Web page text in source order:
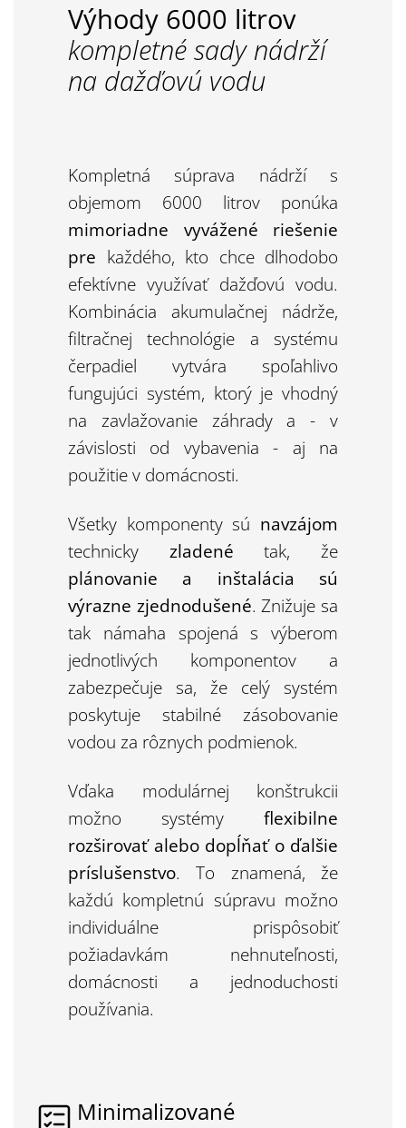
Výhody 6000 litrov
kompletné sady nádrží
na dažďovú vodu
Kompletná súprava nádrží s
objemom 6000 litrov ponúka
mimoriadne vyvážené riešenie
pre každého, kto chce dlhodobo
efektívne využívať dažďovú vodu.
Kombinácia akumulačnej nádrže,
filtračnej technológie a systému
čerpadiel vytvára spoľahlivo
fungujúci systém, ktorý je vhodný
na zavlažovanie záhrady a - v
závislosti od vybavenia - aj na
použitie v domácnosti.
Všetky komponenty sú navzájom
technicky zladené tak, že
plánovanie a inštalácia sú
výrazne zjednodušené. Znižuje sa
tak námaha spojená s výberom
jednotlivých komponentov a
zabezpečuje sa, že celý systém
poskytuje stabilné zásobovanie
vodou za rôznych podmienok.
Vďaka modulárnej konštrukcii
možno systémy flexibilne
rozširovať alebo dopĺňať o ďalšie
príslušenstvo. To znamená, že
každú kompletnú súpravu možno
individuálne prispôsobiť
požiadavkám nehnuteľnosti,
domácnosti a jednoduchosti
používania.
Minimalizované